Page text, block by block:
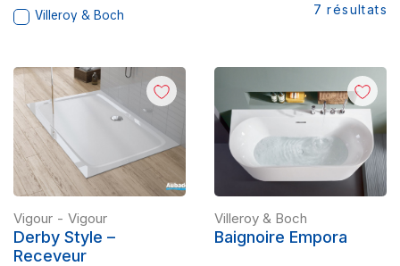
Villeroy & Boch
7 résultats
Vigour - Vigour
Derby Style –
Receveur
Villeroy & Boch
Baignoire Empora